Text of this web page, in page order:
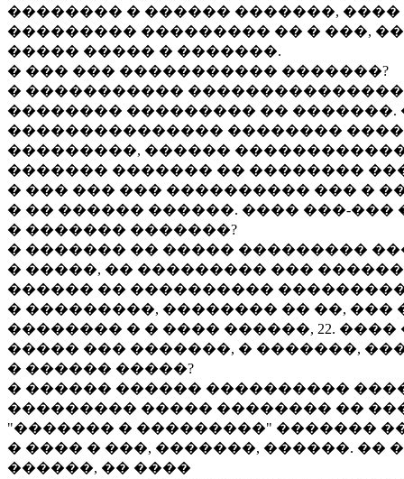
�������� � ������ �������,
��������� ��������� �� � ���,
����� ����� � �������.
� ��� ��� ����������� �������?
� �����������
�������� ��������� ��
��������������� ��������
���������, ������
������� ������� �� ��������
� ��� ��� ��� ���������� ��� �
� �� ������ ������. ���� ���-���
� ������� �������?
� ������� �� ����� ���������
� �����, �� ��������� ���
������ �� ����������
� ���������, �������� �� ��, ���
�������� � � ���� ������, 22.
����� ��� �������, � �������,
� ������ �����?
� ������ ������ ����������
��������� ����� �������� ��
"������� � ���������" �������
� ���� � ���, �������, ������. ��
������, �� ����